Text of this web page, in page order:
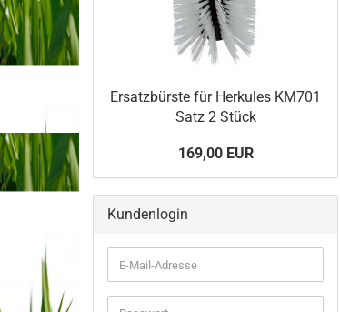
Er­satz­bürs­te für Her­ku­les KM701
Satz 2 Stück
169,00 EUR
Kundenlogin
E-
Mail-
Adresse